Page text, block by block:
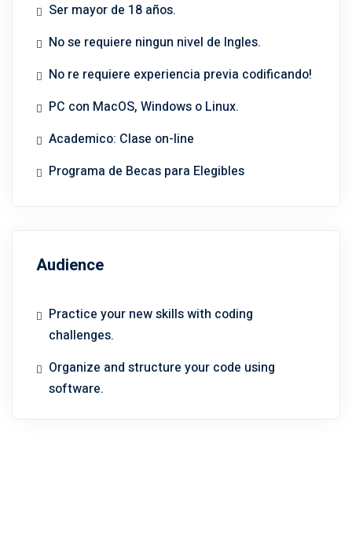
Ser mayor de 18 años.
No se requiere ningun nivel de Ingles.
No re requiere experiencia previa codificando!
PC con MacOS, Windows o Linux.
Academico: Clase on-line
Programa de Becas para Elegibles
Audience
Practice your new skills with coding
challenges.
Organize and structure your code using
software.